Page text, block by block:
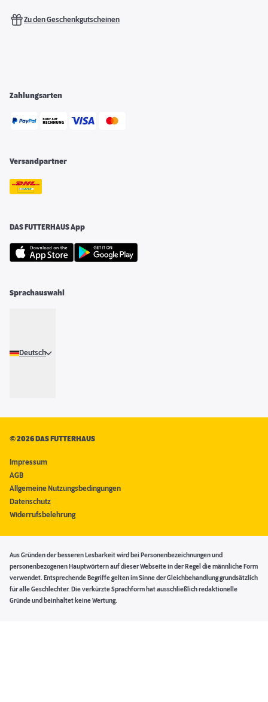
Zu den Geschenkgutscheinen
Zahlungsarten
Versandpartner
DAS FUTTERHAUS App
Sprachauswahl
Deutsch
©2026 DAS FUTTERHAUS
Impressum
AGB
Allgemeine Nutzungsbedingungen
Datenschutz
Widerrufsbelehrung
Aus Gründen der besseren Lesbarkeit wird bei Personenbezeichnungen und
personenbezogenen Hauptwörtern auf dieser Webseite in der Regel die männliche Form
verwendet. Entsprechende Begriffe gelten im Sinne der Gleichbehandlung grundsätzlich
für alle Geschlechter. Die verkürzte Sprachform hat ausschließlich redaktionelle
Gründe und beinhaltet keine Wertung.